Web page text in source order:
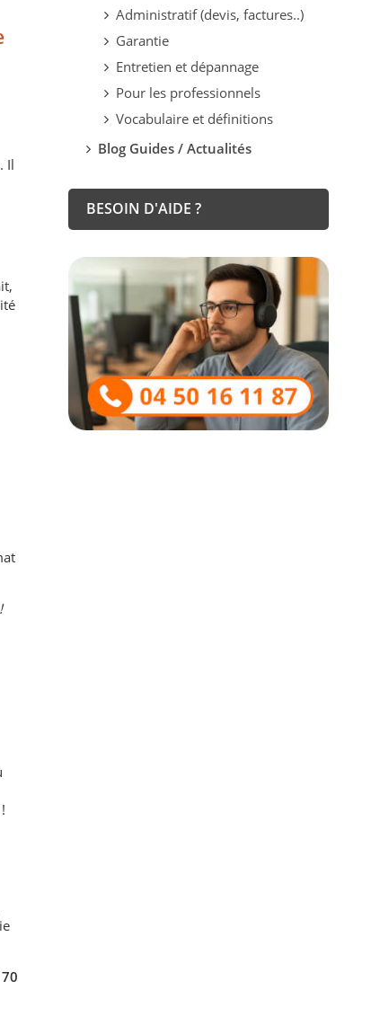
Il
Administratif (devis, factures..)
Garantie
Entretien et dépannage
Pour les professionnels
Vocabulaire et définitions
Blog Guides / Actualités
BESOIN D'AIDE ?